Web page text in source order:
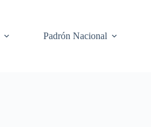
Padrón Nacional